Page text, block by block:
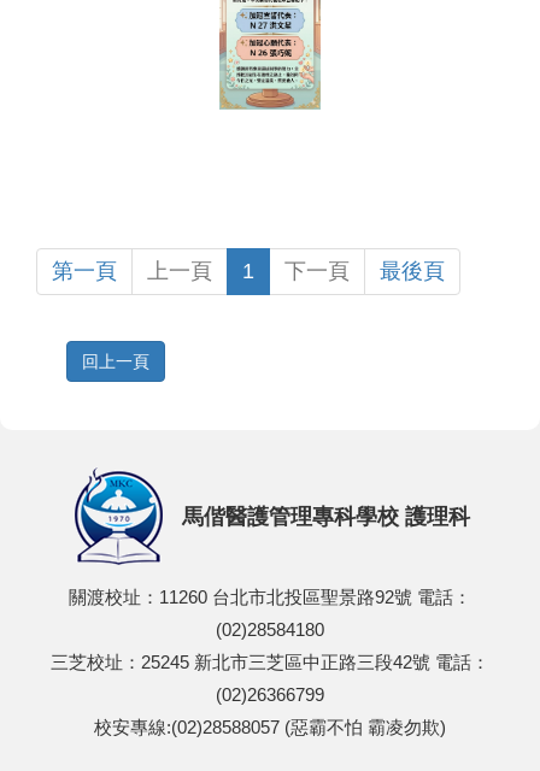
第一頁 上一頁 1 下一頁 最後頁
回上一頁
馬偕醫護管理專科學校 護理科
關渡校址：11260 台北市北投區聖景路92號 電話：
(02)28584180
三芝校址：25245 新北市三芝區中正路三段42號 電話：
(02)26366799
校安專線:(02)28588057 (惡霸不怕 霸凌勿欺)